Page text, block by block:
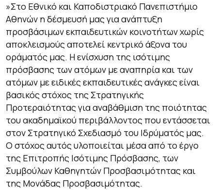
»Στο Εθνικό και Καποδιστριακό Πανεπιστήμιο
Αθηνών η δέσμευσή μας για ανάπτυξη
προσβάσιμων εκπαιδευτικών κοινοτήτων χωρίς
αποκλεισμούς αποτελεί κεντρικό άξονα του
οράματός μας. Η ενίσχυση της ισότιμης
πρόσβασης των ατόμων με αναπηρία και των
ατόμων με ειδικές εκπαιδευτικές ανάγκες είναι
βασικός στόχος της Στρατηγικής
Προτεραιότητας για αναβάθμιση της ποιότητας
του ακαδημαϊκού περιβάλλοντος που εντάσσεται
στον Στρατηγικό Σχεδιασμό του Ιδρύματός μας.
Ο στόχος αυτός υλοποιείται μέσα από το έργο
της Επιτροπής Ισότιμης Πρόσβασης, των
Συμβούλων Καθηγητών Προσβασιμότητας και
της Μονάδας Προσβασιμότητας.